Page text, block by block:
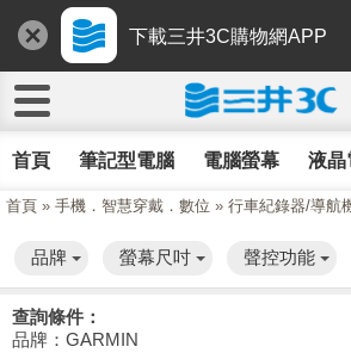
下載三井3C購物網APP
首頁 筆記型電腦 電腦螢幕 液晶
首頁 » 手機．智慧穿戴．數位 » 行車紀錄器/導航
品牌 螢幕尺吋 聲控功能
查詢條件：
品牌：GARMIN